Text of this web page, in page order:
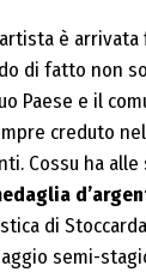
è arrivata
di fatto non
Paese e il
creduto
Cossu ha
di
semi-